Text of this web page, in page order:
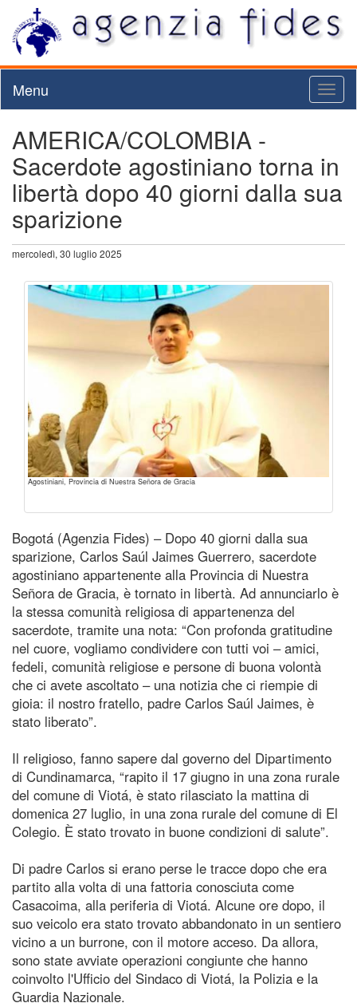
Menu
AMERICA/COLOMBIA -
Sacerdote agostiniano torna in
libertà dopo 40 giorni dalla sua
sparizione
mercoledì, 30 luglio 2025
Agostiniani, Provincia di Nuestra Señora de Gracia
Bogotá (Agenzia Fides) – Dopo 40 giorni dalla sua
sparizione, Carlos Saúl Jaimes Guerrero, sacerdote
agostiniano appartenente alla Provincia di Nuestra
Señora de Gracia, è tornato in libertà. Ad annunciarlo è
la stessa comunità religiosa di appartenenza del
sacerdote, tramite una nota: “Con profonda gratitudine
nel cuore, vogliamo condividere con tutti voi – amici,
fedeli, comunità religiose e persone di buona volontà
che ci avete ascoltato – una notizia che ci riempie di
gioia: il nostro fratello, padre Carlos Saúl Jaimes, è
stato liberato”.
Il religioso, fanno sapere dal governo del Dipartimento
di Cundinamarca, “rapito il 17 giugno in una zona rurale
del comune di Viotá, è stato rilasciato la mattina di
domenica 27 luglio, in una zona rurale del comune di El
Colegio. È stato trovato in buone condizioni di salute”.
Di padre Carlos si erano perse le tracce dopo che era
partito alla volta di una fattoria conosciuta come
Casacoima, alla periferia di Viotá. Alcune ore dopo, il
suo veicolo era stato trovato abbandonato in un sentiero
vicino a un burrone, con il motore acceso. Da allora,
sono state avviate operazioni congiunte che hanno
coinvolto l'Ufficio del Sindaco di Viotá, la Polizia e la
Guardia Nazionale.